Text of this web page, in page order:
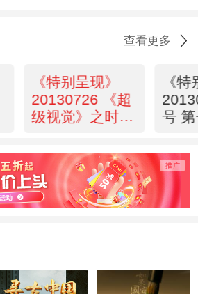
查看更多
《特别呈现》
20130726 《超
级视觉》之时光
《
号